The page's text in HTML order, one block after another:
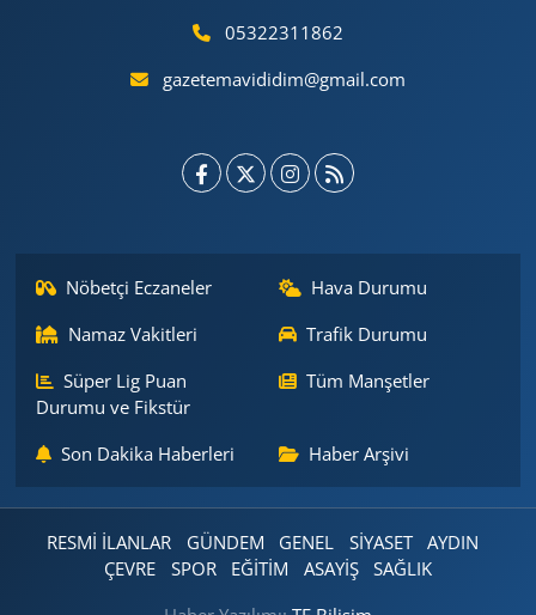
05322311862
gazetemavididim@gmail.com
Nöbetçi Eczaneler
Hava Durumu
Namaz Vakitleri
Trafik Durumu
Süper Lig Puan
Durumu ve Fikstür
Tüm Manşetler
Son Dakika Haberleri Haber Arşivi
RESMİ İLANLAR GÜNDEM GENEL SİYASET
AYDIN
ÇEVRE
SPOR EĞİTİM ASAYİŞ
SAĞLIK